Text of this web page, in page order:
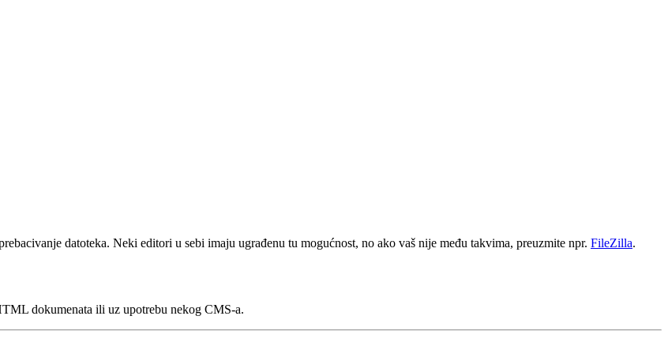
datoteka. Neki editori u sebi imaju ugrađenu tu mogućnost, no ako vaš nije među takvima, preuzmite npr. FileZilla.
dokumenata ili uz upotrebu nekog CMS-a.